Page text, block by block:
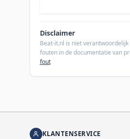
Disclaimer
Beat-it.nl is niet
fouten in de documentatie van
fout
KLANTENSERVICE